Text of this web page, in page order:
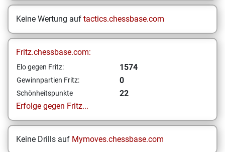
Keine Wertung auf tactics.chessbase.com
Fritz.chessbase.com:
Elo gegen Fritz: 1574
Gewinnpartien Fritz: 0
Schönheitspunkte
22
Erfolge gegen Fritz...
Keine Drills auf Mymoves.chessbase.com